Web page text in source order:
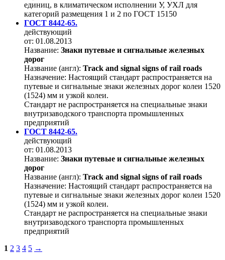
единиц, в климатическом исполнении У, УХЛ для
категорий размещения 1 и 2 по ГОСТ 15150
ГОСТ 8442-65.
действующий
от: 01.08.2013
Название: Знаки путевые и сигнальные железных
дорог
Название (англ): Track and signal signs of rail roads
Назначение: Настоящий стандарт распространяется на
путевые и сигнальные знаки железных дорог колеи 1520
(1524) мм и узкой колеи.
Стандарт не распространяется на специальные знаки
внутризаводского транспорта промышленных
предприятий
ГОСТ 8442-65.
действующий
от: 01.08.2013
Название: Знаки путевые и сигнальные железных
дорог
Название (англ): Track and signal signs of rail roads
Назначение: Настоящий стандарт распространяется на
путевые и сигнальные знаки железных дорог колеи 1520
(1524) мм и узкой колеи.
Стандарт не распространяется на специальные знаки
внутризаводского транспорта промышленных
предприятий
1 2 3 4 5 →